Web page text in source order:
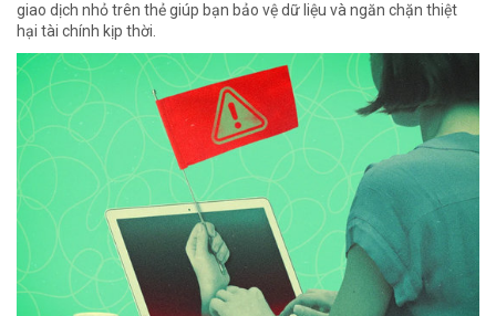
giao dịch nhỏ trên thẻ giúp bạn bảo vệ dữ liệu và ngăn chặn thiệt
hại tài chính kịp thời.